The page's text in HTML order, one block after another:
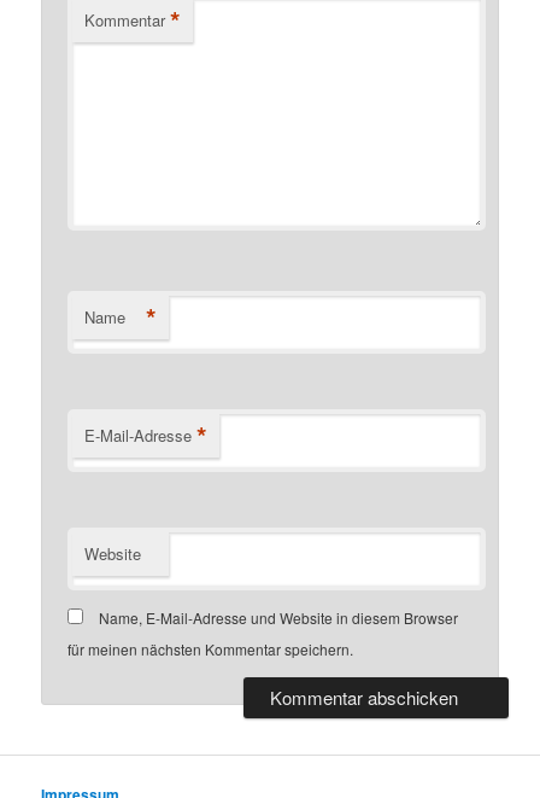
Kommentar *
Name *
E-Mail-Adresse *
Website
Name, E-Mail-Adresse und Website in diesem Browser
für meinen nächsten Kommentar speichern.